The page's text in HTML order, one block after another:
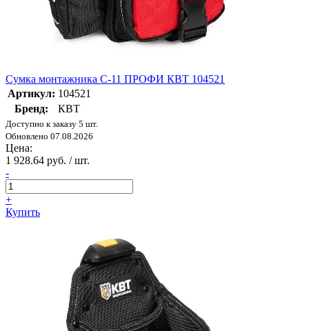
Сумка монтажника С-11 ПРОФИ КВТ 104521
Артикул: 104521
Бренд:
КВТ
Доступно к заказу 5 шт.
Обновлено 07.08.2026
Цена:
1 928.64 руб. / шт.
-
+
Купить